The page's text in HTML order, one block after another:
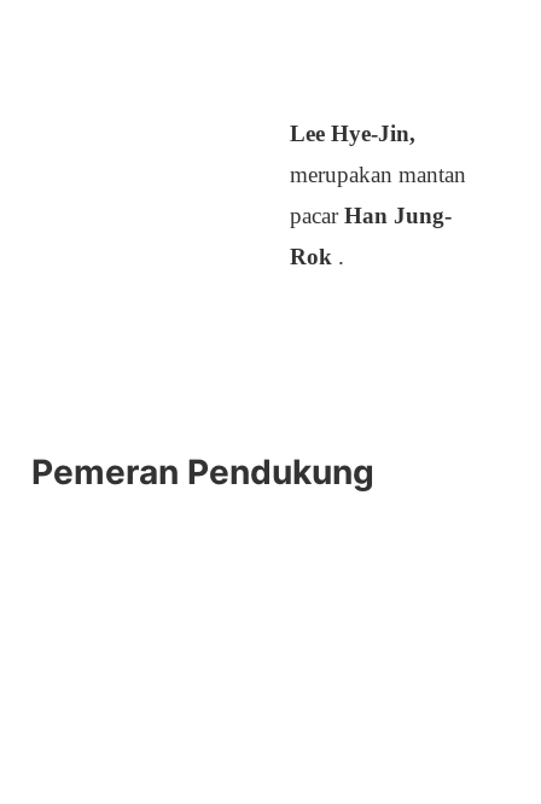
Lee Hye-Jin,
merupakan mantan
pacarHan Jung-
Rok.
Pemeran Pendukung